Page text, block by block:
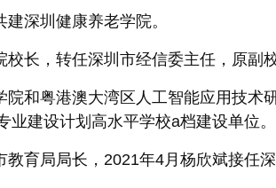
深圳健康养老学院。
长，转任深圳市经信委主任，原副
院和粤港澳大湾区人工智能应用技
建设计划高水平学校a档建设单位。
育局局长，2021年4月杨欣斌接任